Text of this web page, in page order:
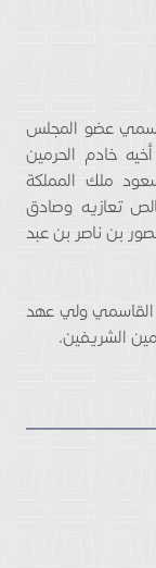
عضو المجلس
خادم الحرمين
ملك المملكة
تعازيه وصادق
بن ناصر بن عبد
ولي عهد
الشريفين.